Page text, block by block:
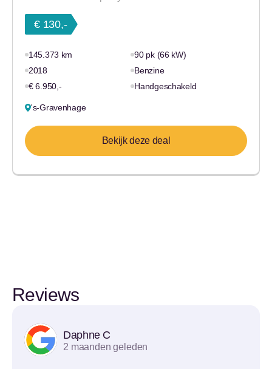
€ 130,-
145.373 km
90 pk (66 kW)
2018
Benzine
€ 6.950,-
Handgeschakeld
's-Gravenhage
Bekijk deze deal
Reviews
Daphne C
2 maanden geleden